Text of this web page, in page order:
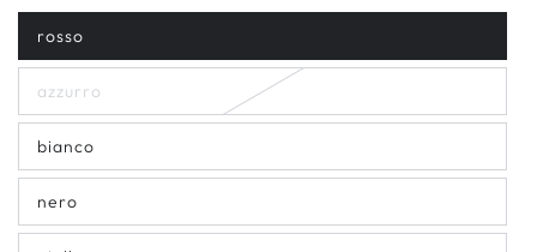
rosso
azzurro
bianco
nero